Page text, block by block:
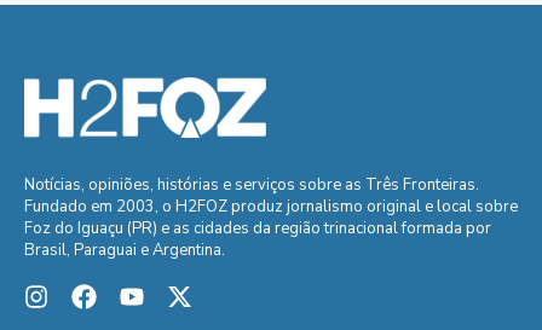
Notícias, opiniões, histórias e serviços sobre as Três Fronteiras.
Fundado em 2003, o H2FOZ produz jornalismo original e local sobre
Foz do Iguaçu (PR) e as cidades da região trinacional formada por
Brasil, Paraguai e Argentina.